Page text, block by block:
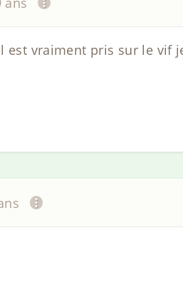
est vraiment pris sur le vif